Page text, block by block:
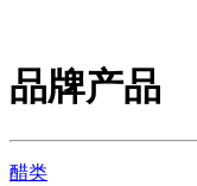
品牌产品
醋类